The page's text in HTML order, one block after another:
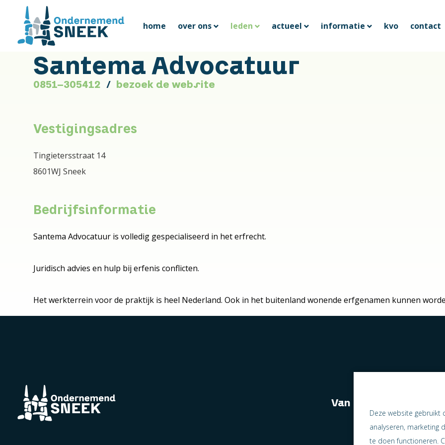
home over ons leden actueel informatie kvo contact
Santema Advocatuur
0851-305412 bezoek de website
Vestigingsadres
Tingietersstraat 14
8601WJ Sneek
Bedrijfsinformatie
Santema Advocatuur is volledig gespecialiseerd in het erfrecht.
Juridisch advies en hulp bij erfenis conflicten.
Het werkterrein voor de praktijk is heel Nederland. Ook in het buitenland wonende erfgenamen kunnen
Van naast elkaar
Deze website gebruikt
analyseren, marketing
te doen functioneren.